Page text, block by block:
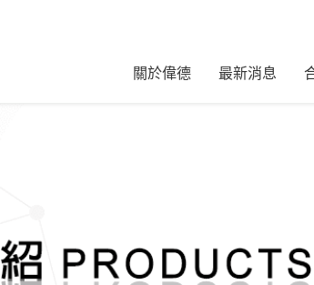
關於偉德 最新消息